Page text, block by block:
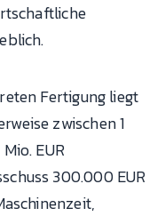
Fertigung liegt
zwischen 1
EUR
300.000 EUR